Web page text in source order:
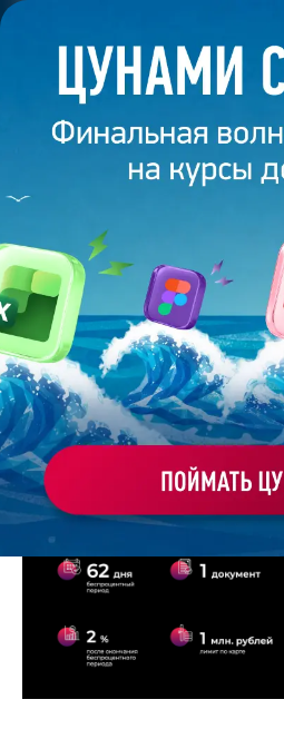
Главная /Банк слайдов /
ПРЕЗЕНТАЦИЯ 336
КРИВОНОГОВА
Моё избранное
Работа
студента